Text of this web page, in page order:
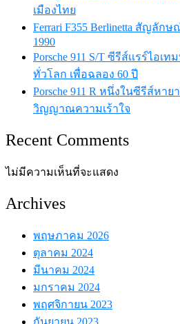
เมืองไทย
Ferrari F355 Berlinetta สัญลัก
1990
Porsche 911 S/T ซีรีส์เเรร์ไอเ
ทั่วโลก เพื่อฉลอง 60 ปี
Porsche 911 R หนึ่งในซีรีส์หา
วิญญาณความเร้าใจ
Recent Comments
ไม่มีความเห็นที่จะแสดง
Archives
พฤษภาคม 2026
ตุลาคม 2024
มีนาคม 2024
มกราคม 2024
พฤศจิกายน 2023
กันยายน 2023